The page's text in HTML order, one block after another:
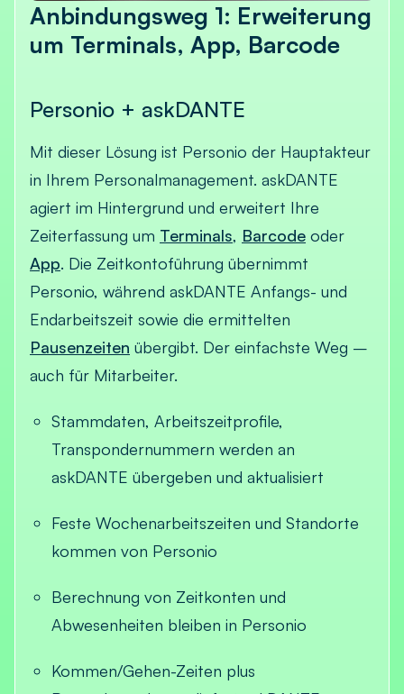
Anbindungsweg 1: Erweiterung
um Terminals, App, Barcode
Personio + askDANTE
Mit dieser Lösung ist Personio der Hauptakteur
in Ihrem Personalmanagement. askDANTE
agiert im Hintergrund und erweitert Ihre
Zeiterfassung um Terminals, Barcode oder
App. Die Zeitkontoführung übernimmt
Personio, während askDANTE Anfangs- und
Endarbeitszeit sowie die ermittelten
Pausenzeiten übergibt. Der einfachste Weg –
auch für Mitarbeiter.
Stammdaten, Arbeitszeitprofile,
Transpondernummern werden an
askDANTE übergeben und aktualisiert
Feste Wochenarbeitszeiten und Standorte
kommen von Personio
Berechnung von Zeitkonten und
Abwesenheiten bleiben in Personio
Kommen/Gehen-Zeiten plus